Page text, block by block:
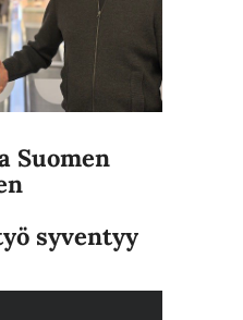
Suomen
syventyy